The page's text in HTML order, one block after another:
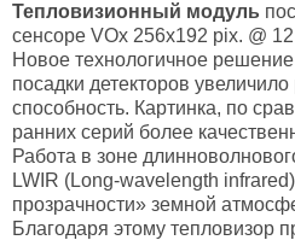
Тепловизионный модуль
сенсоре VOx 256х192 pix. @
Новое технологичное
посадки детекторов
способность. Картинка, по
ранних серий более
Работа в зоне
LWIR (Long-wavelength
прозрачности» земной
Благодаря этому тепловизор